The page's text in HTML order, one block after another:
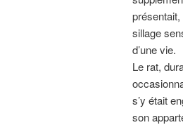
sillage
d’une vie.
Le rat,
s’y était
son